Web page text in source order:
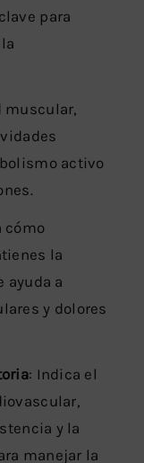
para
muscular,
activo
cómo
la
ayuda a
y dolores
: Indica el
y la
manejar la